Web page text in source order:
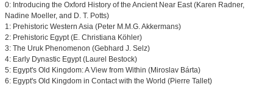
0: Introducing the Oxford History of the Ancient Near East (Karen Radner,
Nadine Moeller, and D. T. Potts)
1: Prehistoric Western Asia (Peter M.M.G. Akkermans)
2: Prehistoric Egypt (E. Christiana Köhler)
3: The Uruk Phenomenon (Gebhard J. Selz)
4: Early Dynastic Egypt (Laurel Bestock)
5: Egypt's Old Kingdom: A View from Within (Miroslav Bárta)
6: Egypt's Old Kingdom in Contact with the World (Pierre Tallet)